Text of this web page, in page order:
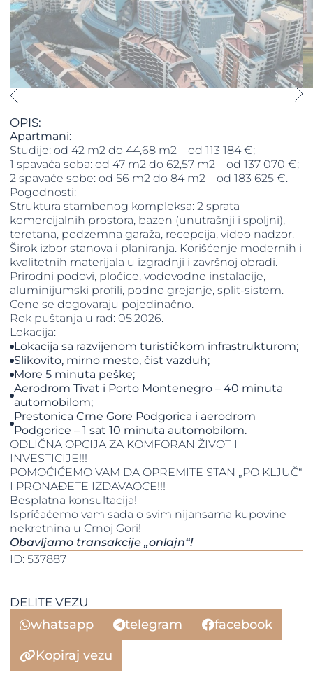
OPIS:
Apartmani:
Studije: od 42 m2 do 44,68 m2 – od 113 184 €;
1 spavaća soba: od 47 m2 do 62,57 m2 – od 137 070 €;
​​​​​​​2 spavaće sobe: od 56 m2 do 84 m2 – od 183 625 €.
Pogodnosti:
Struktura stambenog kompleksa: 2 sprata
komercijalnih prostora, bazen (unutrašnji i spoljni),
teretana, podzemna garaža, recepcija, video nadzor.
Širok izbor stanova i planiranja. Korišćenje modernih i
kvalitetnih materijala u izgradnji i završnoj obradi.
Prirodni podovi, pločice, vodovodne instalacije,
aluminijumski profili, podno grejanje, split-sistem.
Cene se dogovaraju pojedinačno.
Rok puštanja u rad: 05.2026.
Lokacija:
Lokacija sa razvijenom turističkom infrastrukturom;
Slikovito, mirno mesto, čist vazduh;
More 5 minuta peške;
Aerodrom Tivat i Porto Montenegro – 40 minuta
automobilom;
Prestonica Crne Gore Podgorica i aerodrom
Podgorice – 1 sat 10 minuta automobilom.
ODLIČNA OPCIJA ZA KOMFORAN ŽIVOT I
INVESTICIJE!!!
POMOĆIĆEMO VAM DA OPREMITE STAN „PO KLJUČ“
I PRONAĐETE IZDAVAOCE!!!
Besplatna konsultacija!
Ispríčaćemo vam sada o svim nijansama kupovine
nekretnina u Crnoj Gori!
Obavljamo transakcije „onlajn“!
ID: 537887
DELITE VEZU
whatsapp telegram
facebook
Kopiraj vezu